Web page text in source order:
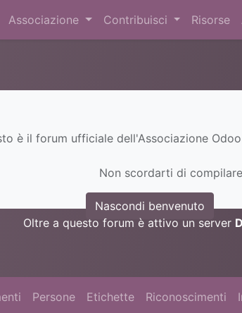
Associazione Contribuisci Risorse
è il forum ufficiale dell'Associazione
Non scordarti di
Nascondi benvenuto
Oltre a questo forum è attivo un server
Persone Etichette Riconoscimenti